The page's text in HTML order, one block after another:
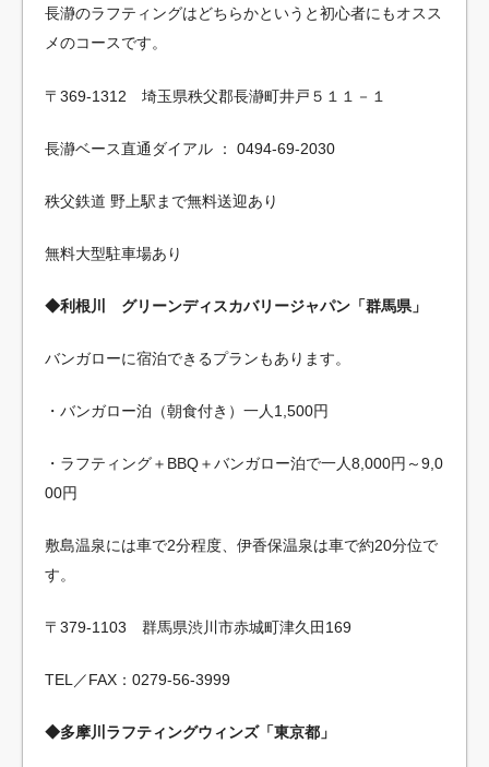
長瀞のラフティングはどちらかというと初心者にもオスス
メのコースです。
〒369-1312 埼玉県秩父郡長瀞町井戸５１１－１
長瀞ベース直通ダイアル ： 0494-69-2030
秩父鉄道 野上駅まで無料送迎あり
無料大型駐車場あり
◆利根川 グリーンディスカバリージャパン「群馬県」
バンガローに宿泊できるプランもあります。
・バンガロー泊（朝食付き）一人1,500円
・ラフティング＋BBQ＋バンガロー泊で一人8,000円～9,0
00円
敷島温泉には車で2分程度、伊香保温泉は車で約20分位で
す。
〒379-1103 群馬県渋川市赤城町津久田169
TEL／FAX：0279-56-3999
◆多摩川ラフティングウィンズ「東京都」